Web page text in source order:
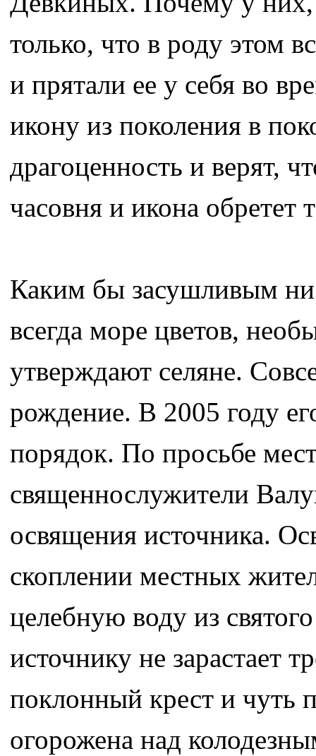
только, что в роду этом
и прятали ее у себя во
икону из поколения в
драгоценность и верят,
часовня и икона обретет
Каким бы засушливым ни
всегда море цветов,
утверждают селяне.
рождение. В 2005 году
порядок. По просьбе
священнослужители
освящения источника.
скоплении местных
целебную воду из
источнику не зарастает
поклонный крест и чуть
огорожена над